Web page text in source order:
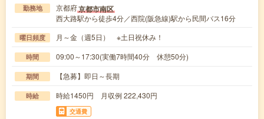
勤務地 京都府京都市南区
西大路駅から徒歩4分／西院(阪急線)駅から民間バス16分
曜日頻度 月～金（週5日） ※土日祝休み！
時間 09:00～17:30(実働7時間40分 休憩50分)
期間 【急募】即日～長期
時給 時給1450円 月収例 222,430円
交通費